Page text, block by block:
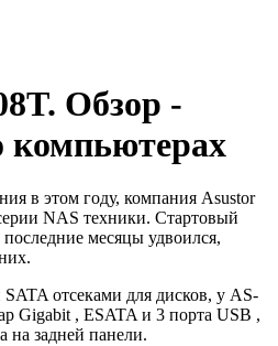
Обзор -
компьютерах
в этом году, компания Asustor
NAS техники. Стартовый
месяцы удвоился,
отсеками для дисков, у AS-
Gigabit , ESATA и 3 порта USB ,
на задней панели.